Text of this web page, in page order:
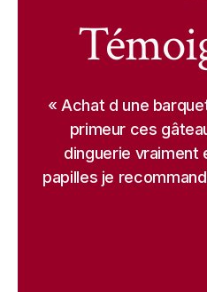
« Achat d une
primeur ces
dinguerie vraiment
papilles je